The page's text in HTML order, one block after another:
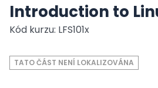
Introduction to
Kód kurzu: LFS101x
TATO ČÁST NENÍ LOKALIZOVÁNA